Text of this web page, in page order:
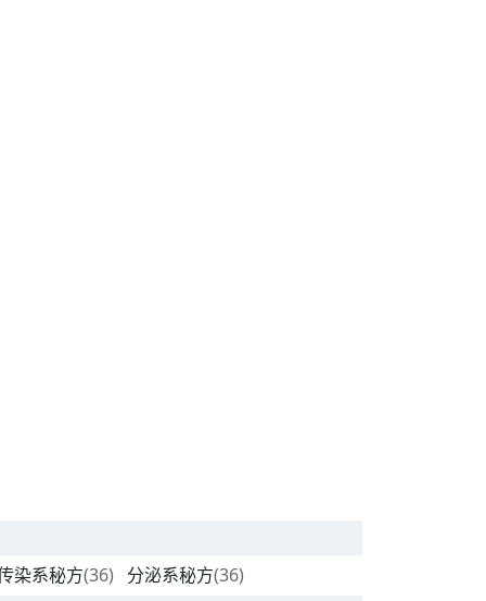
染系秘方(36) 分泌系秘方(36)